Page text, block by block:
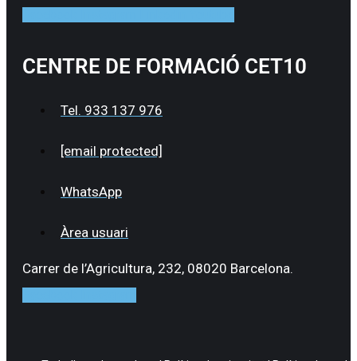
CENTRE DE FORMACIÓ CET10
Tel. 933 137 976
[email protected]
WhatsApp
Àrea usuari
Carrer de l’Agricultura, 232, 08020 Barcelona.